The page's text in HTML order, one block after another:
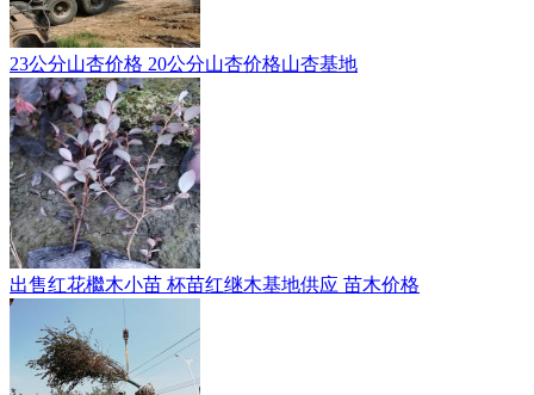
23公分山杏价格 20公分山杏价格山杏基地
出售红花檵木小苗 杯苗红继木基地供应 苗木价格